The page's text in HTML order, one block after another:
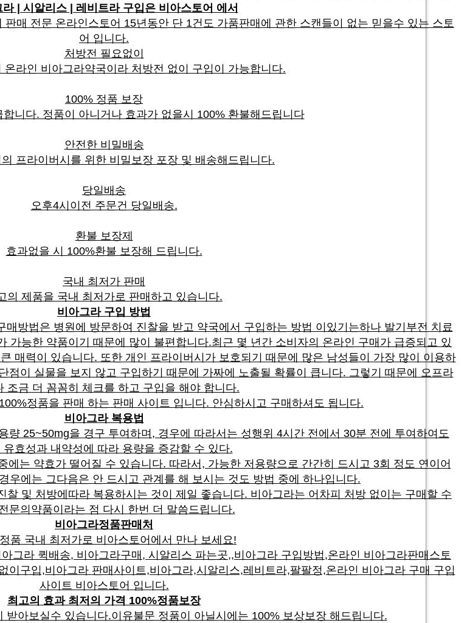
라 | 시알리스 | 레비트라 구입은 비아스토어 에서
매 전문 온라인스토어 15년동안 단 1건도 가품판매에 관한 스캔들이 없는 믿을수 있는 스토
어 입니다.
처방전 필요없이
온라인 비아그라약국이라 처방전 없이 구입이 가능합니다.
100% 정품 보장
니다. 정품이 아니거나 효과가 없을시 100% 환불해드립니다
안전한 비밀배송
프라이버시를 위한 비밀보장 포장 및 배송해드립니다.
당일배송
오후4시이전 주문건 당일배송.
환불 보장제
효과없을 시 100%환불 보장해 드립니다.
국내 최저가 판매
의 제품을 국내 최저가로 판매하고 있습니다.
비아그라 구입 방법
방법은 병원에 방문하여 진찰을 받고 약국에서 구입하는 방법 이있기는하나 발기부전 치료
가능한 약품이기 때문에 많이 불편합니다.최근 몇 년간 소비자의 온라인 구매가 급증되고 있
매력이 있습니다. 또한 개인 프라이버시가 보호되기 때문에 많은 남성들이 가장 많이 이용하
점이 실물을 보지 않고 구입하기 때문에 가짜에 노출될 확률이 큽니다. 그렇기 때문에 오프라
조금 더 꼼꼼히 체크를 하고 구입을 해야 합니다.
정품을 판매 하는 판매 사이트 입니다. 안심하시고 구매하셔도 됩니다.
비아그라 복용법
량 25~50mg을 경구 투여하며, 경우에 따라서는 성행위 4시간 전에서 30분 전에 투여하여도
유효성과 내약성에 따라 용량을 증감할 수 있다.
는 약효가 떨어질 수 있습니다. 따라서, 가능한 저용량으로 간간히 드시고 3회 정도 연이어
우에는 그다음은 안 드시고 관계를 해 보시는 것도 방법 중에 하나입니다.
및 처방에따라 복용하시는 것이 제일 좋습니다. 비아그라는 어차피 처방 없이는 구매할 수
문의약품이라는 점 다시 한번 더 말씀드립니다.
비아그라정품판매처
품 국내 최저가로 비아스토어에서 만나 보세요!
그라 퀵배송, 비아그라구매, 시알리스 파는곳,,비아그라 구입방법,온라인 비아그라판매스토
이구입,비아그라 판매사이트,비아그라,시알리스,레비트라,팔팔정,온라인 비아그라 구매 구입
사이트 비아스토어 입니다.
최고의 효과 최저의 가격 100%정품보장
받아보실수 있습니다.이유불문 정품이 아닐시에는 100% 보상보장 해드립니다.